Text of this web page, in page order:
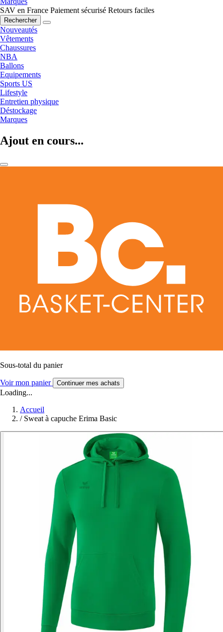
SAV en France Paiement sécurisé Retours faciles
Rechercher
Nouveautés
Vêtements
Chaussures
NBA
Ballons
Equipements
Sports US
Lifestyle
Entretien physique
Déstockage
Marques
Ajout en cours...
Sous-total du panier
Voir mon panier Continuer mes achats
Loading...
Accueil
/ Sweat à capuche Erima Basic